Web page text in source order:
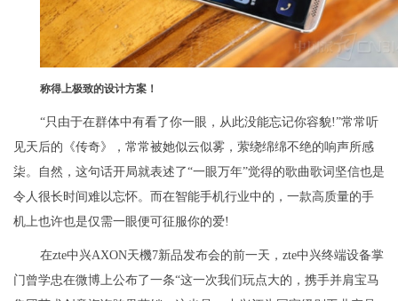
称得上极致的设计方案！
“只由于在群体中有看了你一眼，从此没能忘记你容貌!”常常听
见天后的《传奇》，常常被她似云似雾，萦绕绵绵不绝的响声所感
柒。自然，这句话开局就表述了“一眼万年”觉得的歌曲歌词坚信也是
令人很长时间难以忘怀。而在智能手机行业中的，一款高质量的手
机上也许也是仅需一眼便可征服你的爱!
在zte中兴AXON天機7新品发布会的前一天，zte中兴终端设备掌
门曾学忠在微博上公布了一条“这一次我们玩点大的，携手并肩宝马